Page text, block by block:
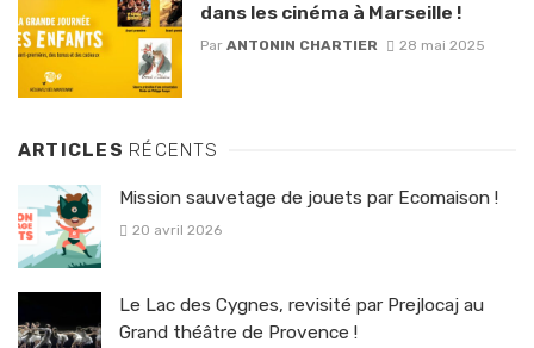
dans les cinéma à Marseille !
Par ANTONIN CHARTIER 28 mai 2025
ARTICLES RÉCENTS
Mission sauvetage de jouets par Ecomaison !
20 avril 2026
Le Lac des Cygnes, revisité par Prejlocaj au
Grand théâtre de Provence !